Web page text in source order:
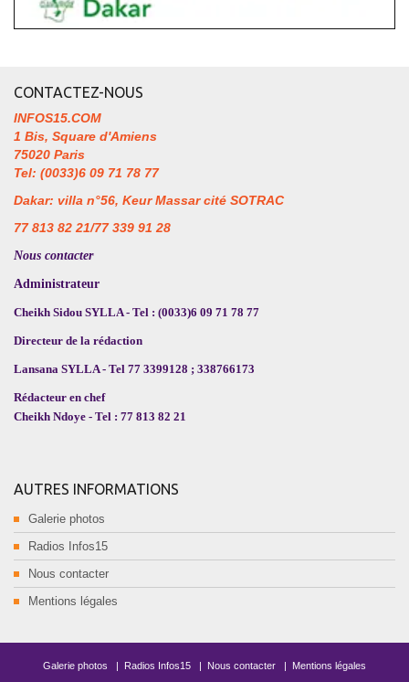
CONTACTEZ-NOUS
INFOS15.COM
1 Bis, Square d'Amiens
75020 Paris
Tel: (0033)6 09 71 78 77
Dakar: villa n°56, Keur Massar cité SOTRAC
77 813 82 21/77 339 91 28
Nous contacter
Administrateur
Cheikh Sidou SYLLA - Tel : (0033)6 09 71 78 77
Directeur de la rédaction
Lansana SYLLA - Tel 77 3399128 ; 338766173
Rédacteur en chef
Cheikh Ndoye - Tel : 77 813 82 21
AUTRES INFORMATIONS
Galerie photos
Radios Infos15
Nous contacter
Mentions légales
Galerie photos Radios Infos15 Nous contacter Mentions légales